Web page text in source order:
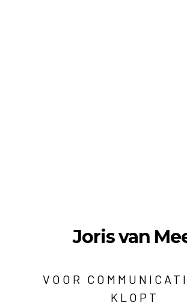
Joris van
VOOR
KLOPT